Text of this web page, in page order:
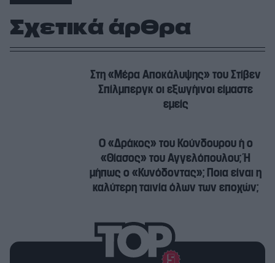
Σχετικά άρθρα
Στη «Μέρα Αποκάλυψης» του Στίβεν
Σπίλμπεργκ οι εξωγήινοι είμαστε
εμείς
Ο «Δράκος» του Κούνδουρου ή ο
«Θίασος» του Αγγελόπουλου; Ή
μήπως ο «Κυνόδοντας»; Ποια είναι η
καλύτερη ταινία όλων των εποχών;